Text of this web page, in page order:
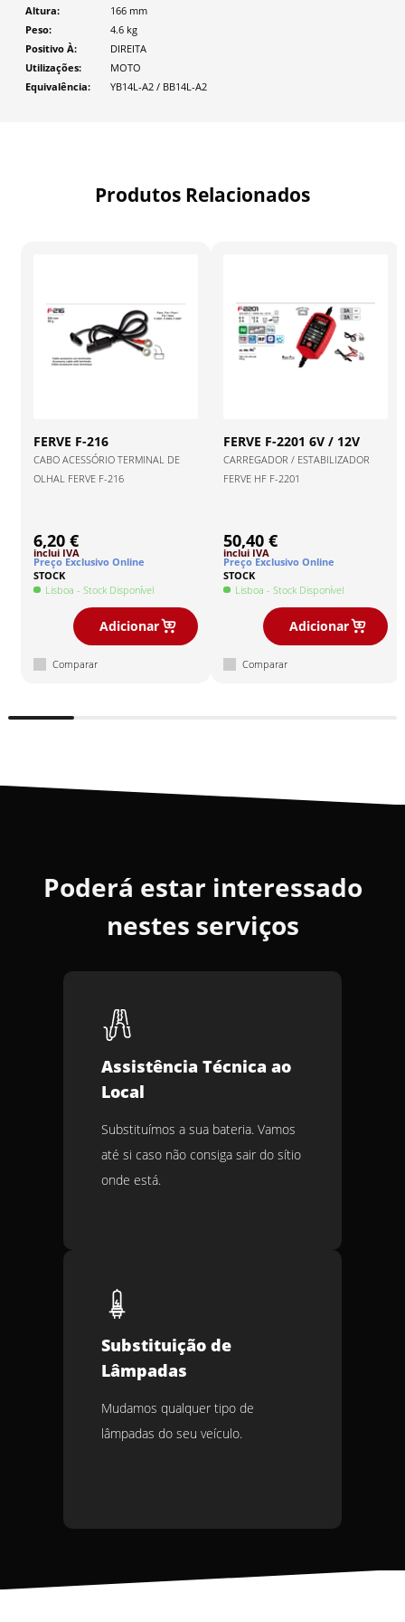
Altura 166 mm
Peso
4.6 kg
Positivo À
DIREITA
Utilizações
MOTO
Equivalência
YB14L-A2 / BB14L-A2
Produtos Relacionados
FERVE F-216
CABO ACESSÓRIO TERMINAL DE
OLHAL FERVE F-216
6,20 €
inclui IVA
Preço Exclusivo Online
STOCK
Lisboa - Stock Disponível
Adicionar
Comparar
FERVE F-2201 6V / 12V
CARREGADOR / ESTABILIZADOR
FERVE HF F-2201
50,40 €
inclui IVA
Preço Exclusivo Online
STOCK
Lisboa - Stock Disponível
Adicionar
Comparar
Poderá estar interessado
nestes serviços
Assistência Técnica ao
Local
Substituímos a sua bateria. Vamos
até si caso não consiga sair do sítio
onde está.
Substituição de
Lâmpadas
Mudamos qualquer tipo de
lâmpadas do seu veículo.